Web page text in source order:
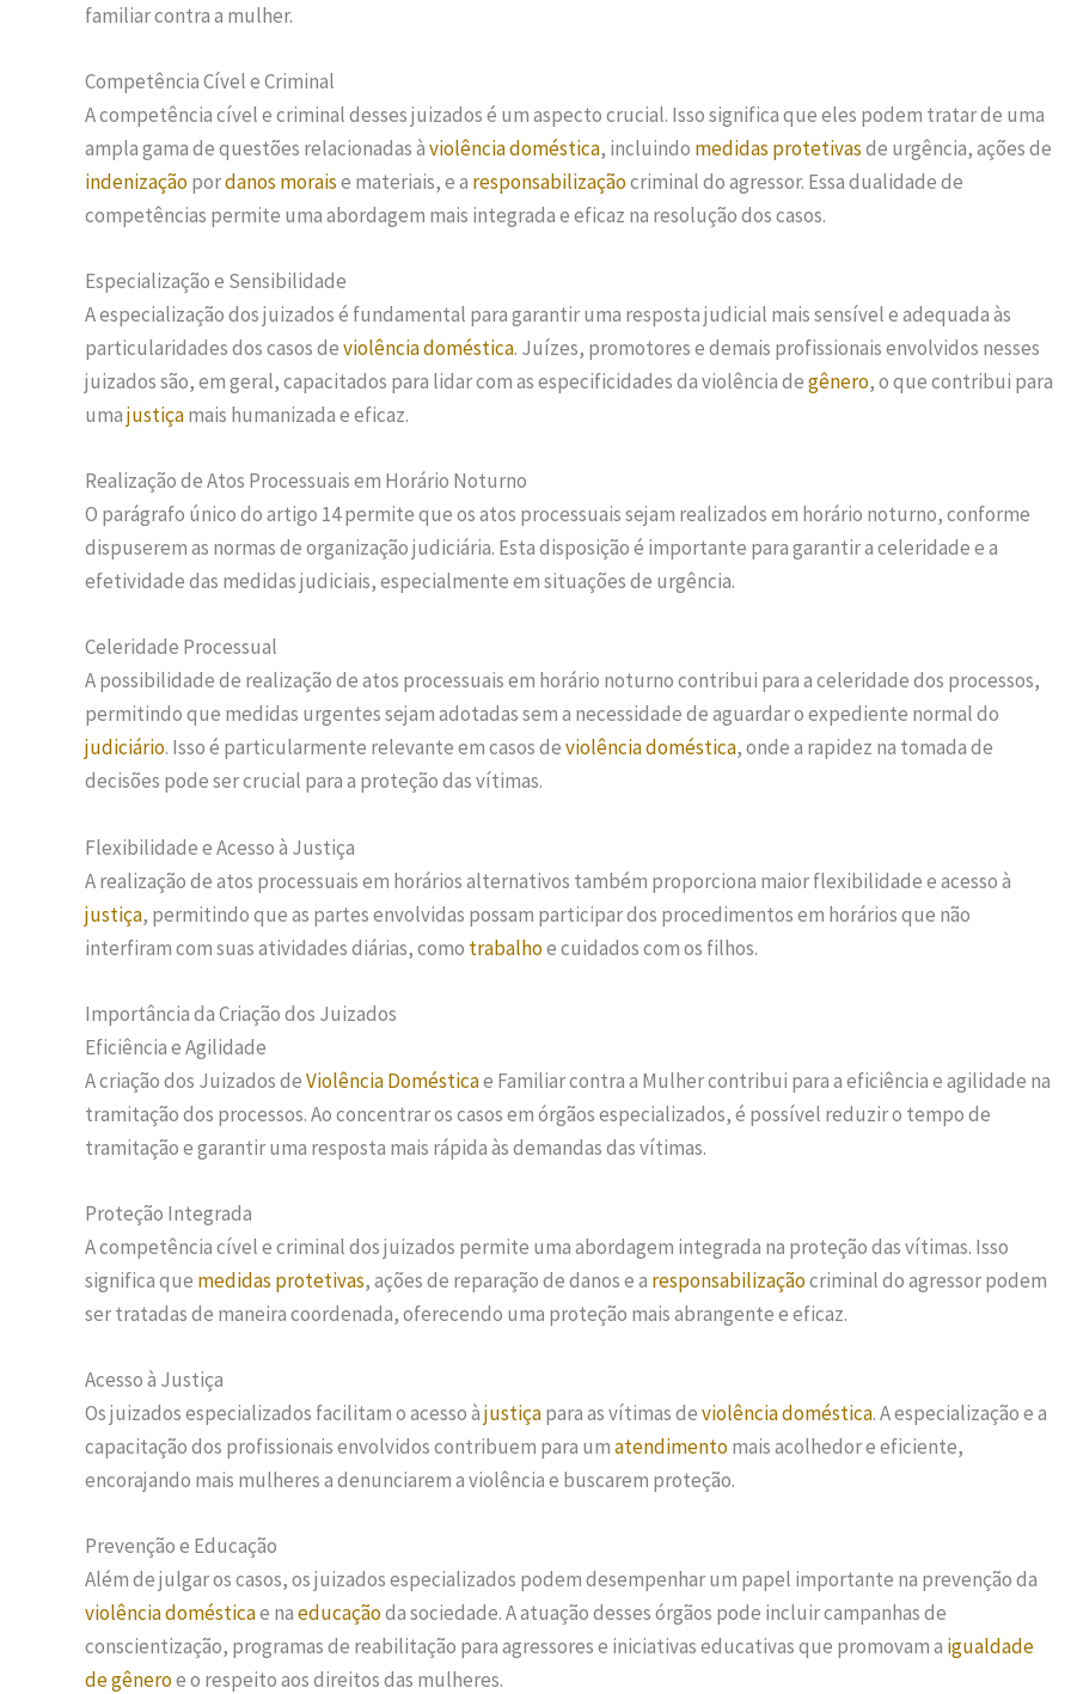
familiar contra a mulher.
Competência Cível e Criminal
A competência cível e criminal desses juizados é um aspecto crucial. Isso significa que eles podem tratar de uma
ampla gama de questões relacionadas àviolência doméstica, incluindo medidas protetivasde urgência, ações de
indenizaçãopordanos moraise materiais, e a responsabilizaçãocriminal do agressor. Essa dualidade de
competências permite uma abordagem mais integrada e eficaz na resolução dos casos.
Especialização e Sensibilidade
A especialização dos juizados é fundamental para garantir uma resposta judicial mais sensível e adequada às
particularidades dos casos deviolência doméstica. Juízes, promotores e demais profissionais envolvidos nesses
juizados são, em geral, capacitados para lidar com as especificidades da violência degênero, o que contribui para
umajustiçamais humanizada e eficaz.
Realização de Atos Processuais em Horário Noturno
O parágrafo único do artigo 14 permite que os atos processuais sejam realizados em horário noturno, conforme
dispuserem as normas de organização judiciária. Esta disposição é importante para garantir a celeridade e a
efetividade das medidas judiciais, especialmente em situações de urgência.
Celeridade Processual
A possibilidade de realização de atos processuais em horário noturno contribui para a celeridade dos processos,
permitindo que medidas urgentes sejam adotadas sem a necessidade de aguardar o expediente normal do
judiciário. Isso é particularmente relevante em casos deviolência doméstica, onde a rapidez na tomada de
decisões pode ser crucial para a proteção das vítimas.
Flexibilidade e Acesso à Justiça
A realização de atos processuais em horários alternativos também proporciona maior flexibilidade e acesso à
justiça, permitindo que as partes envolvidas possam participar dos procedimentos em horários que não
interfiram com suas atividades diárias, como trabalhoe cuidados com os filhos.
Importância da Criação dos Juizados
Eficiência e Agilidade
A criação dos Juizados deViolência Domésticae Familiar contra a Mulher contribui para a eficiência e agilidade na
tramitação dos processos. Ao concentrar os casos em órgãos especializados, é possível reduzir o tempo de
tramitação e garantir uma resposta mais rápida às demandas das vítimas.
Proteção Integrada
A competência cível e criminal dos juizados permite uma abordagem integrada na proteção das vítimas. Isso
significa que medidas protetivas, ações de reparação de danos e a responsabilizaçãocriminal do agressor podem
ser tratadas de maneira coordenada, oferecendo uma proteção mais abrangente e eficaz.
Acesso à Justiça
Os juizados especializados facilitam o acesso àjustiçapara as vítimas deviolência doméstica. A especialização e a
capacitação dos profissionais envolvidos contribuem para umatendimentomais acolhedor e eficiente,
encorajando mais mulheres a denunciarem a violência e buscarem proteção.
Prevenção e Educação
Além de julgar os casos, os juizados especializados podem desempenhar um papel importante na prevenção da
violência domésticae naeducaçãoda sociedade. A atuação desses órgãos pode incluir campanhas de
conscientização, programas de reabilitação para agressores e iniciativas educativas que promovam a igualdade
de gêneroe o respeito aos direitos das mulheres.